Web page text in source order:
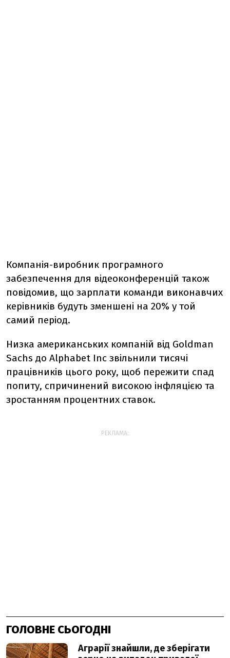
Компанія-виробник програмного
забезпечення для відеоконференцій також
повідомив, що зарплати команди виконавчих
керівників будуть зменшені на 20% у той
самий період.
Низка американських компаній від Goldman
Sachs до Alphabet Inc звільнили тисячі
працівників цього року, щоб пережити спад
попиту, спричинений високою інфляцією та
зростанням процентних ставок.
РЕКЛАМА:
ГОЛОВНЕ СЬОГОДНІ
Аграрії знайшли, де зберігати